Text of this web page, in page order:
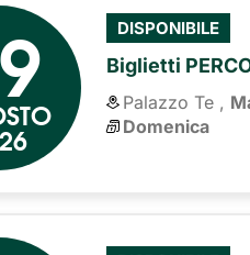
DISPONIBILE
Biglietti
Palazzo Te ,
Domenica